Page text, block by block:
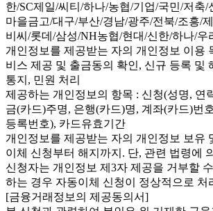
한/SC제일/씨티/하나/농협/기업/국민/저축/
마을금고/대구/부산/경남/광주/전북/조흥/
비씨/롯데/삼성/NH농협/현대/신한/하나/우
개인정보를 제공받는 자의 개인정보 이용
비스 제공 및 출금동의 확인, 신규 등록 및
통지, 민원 처리
제공하는 개인정보의 항목 : 신청(성명, 연
금(카드)주명, 은행(카드)명, 계좌(카드)번
등록번호), 카드유효기간
개인정보를 제공받는 자의 개인정보 보유
이체 신청부터 해지까지. 단, 관련 법령에
신청자는 개인정보 제3자 제공을 거부할
하는 경우 자동이체 신청이 정상적으로 처
[금융거래정보의 제공동의서]